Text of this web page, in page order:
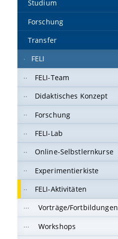
Studium
Forschung
Transfer
FELI
FELI-Team
Didaktisches Konzept
Forschung
FELI-Lab
Online-Selbstlernkurse
Experimentierkiste
FELI-Aktivitäten
Vorträge/Fortbildungen
Workshops